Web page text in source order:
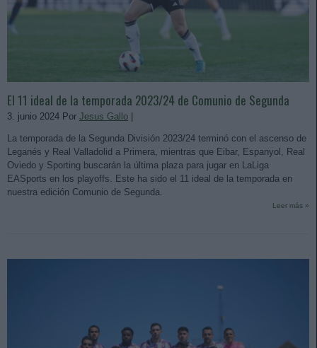
El 11 ideal de la temporada 2023/24 de Comunio de Segunda
3. junio 2024 Por Jesus Gallo |
La temporada de la Segunda División 2023/24 terminó con el ascenso de
Leganés y Real Valladolid a Primera, mientras que Eibar, Espanyol, Real
Oviedo y Sporting buscarán la última plaza para jugar en LaLiga
EASports en los playoffs. Este ha sido el 11 ideal de la temporada en
nuestra edición Comunio de Segunda.
Leer más »